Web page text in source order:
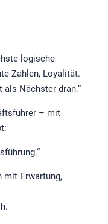
logische
Zahlen, Loyalität.
als Nächster dran.“
– mit
mit Erwartung,